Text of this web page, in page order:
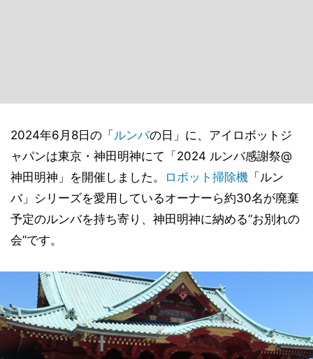
2024年6月8日の「 ルンバの日」に、アイロボットジ
ャパンは東京・神田明神にて「2024 ルンバ感謝祭@
神田明神」を開催しました。
ロボット掃除機 「ルン
バ」シリーズを愛用しているオーナーら約30名が廃棄
予定のルンバを持ち寄り、神田明神に納める“お別れの
会”です。